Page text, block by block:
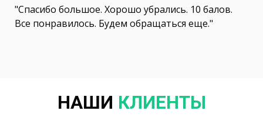
"Спасибо большое. Хорошо убрались. 10 балов.
Все понравилось. Будем обращаться еще."
НАШИ КЛИЕНТЫ